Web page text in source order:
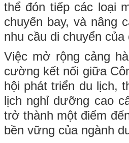
thể đón tiếp các loại
chuyến bay, và nâng
nhu cầu di chuyển của
Việc mở rộng cảng
cường kết nối giữa
hội phát triển du lịch,
lịch nghỉ dưỡng cao
trở thành một điểm
bền vững của ngành